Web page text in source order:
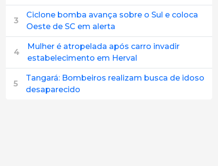
3
Ciclone bomba avança sobre o Sul e coloca
Oeste de SC em alerta
4
Mulher é atropelada após carro invadir
estabelecimento em Herval
5
Tangará: Bombeiros realizam busca de idoso
desaparecido